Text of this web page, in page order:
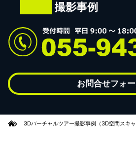
撮影事例
お問合せフォ
3Dバーチャルツアー撮影事例（3D空間スキャ